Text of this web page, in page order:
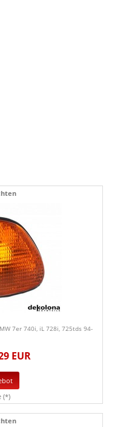
7er 740i, iL 728i, 725tds 94-
EUR
(*)